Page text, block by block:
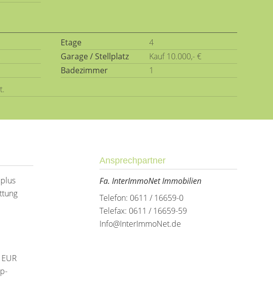
Etage
4
Garage / Stellplatz
Kauf 10.000,- €
Badezimmer
1
Ansprechpartner
Fa. InterImmoNet Immobilien
Telefon: 0611 / 16659-0
Telefax: 0611 / 16659-59
Info@InterImmoNet.de